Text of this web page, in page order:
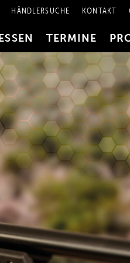
HÄNDLERSUCHE KONTAKT
TERMINE